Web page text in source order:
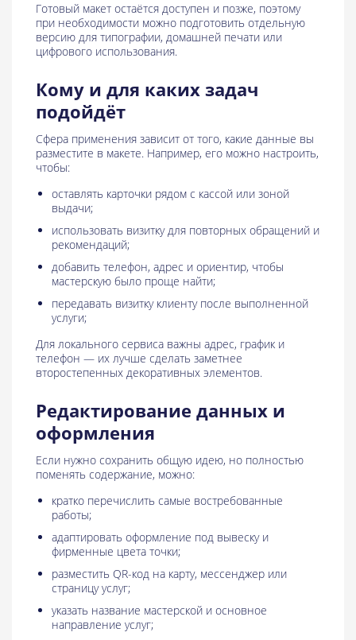
Готовый макет остаётся доступен и позже, поэтому
при необходимости можно подготовить отдельную
версию для типографии, домашней печати или
цифрового использования.
Кому и для каких задач
подойдёт
Сфера применения зависит от того, какие данные вы
разместите в макете. Например, его можно настроить,
чтобы:
оставлять карточки рядом с кассой или зоной
выдачи;
использовать визитку для повторных обращений и
рекомендаций;
добавить телефон, адрес и ориентир, чтобы
мастерскую было проще найти;
передавать визитку клиенту после выполненной
услуги;
Для локального сервиса важны адрес, график и
телефон — их лучше сделать заметнее
второстепенных декоративных элементов.
Редактирование данных и
оформления
Если нужно сохранить общую идею, но полностью
поменять содержание, можно:
кратко перечислить самые востребованные
работы;
адаптировать оформление под вывеску и
фирменные цвета точки;
разместить QR-код на карту, мессенджер или
страницу услуг;
указать название мастерской и основное
направление услуг;